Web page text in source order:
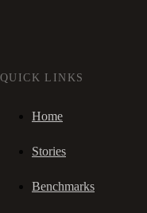
QUICK LINKS
Home
Stories
Benchmarks